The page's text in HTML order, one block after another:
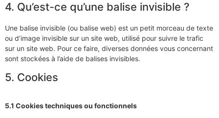
4. Qu’est-ce qu’une balise invisible ?
Une balise invisible (ou balise web) est un petit morceau de texte
ou d’image invisible sur un site web, utilisé pour suivre le trafic
sur un site web. Pour ce faire, diverses données vous concernant
sont stockées à l’aide de balises invisibles.
5. Cookies
5.1 Cookies techniques ou fonctionnels